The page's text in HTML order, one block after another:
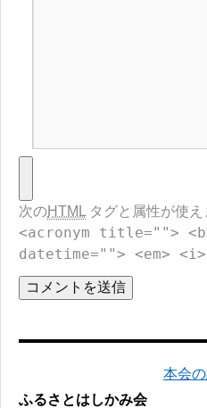
次のHTML タグと属性が使え
<acronym title="">
datetime=""> <em>
本会
ふるさとはしかみ会